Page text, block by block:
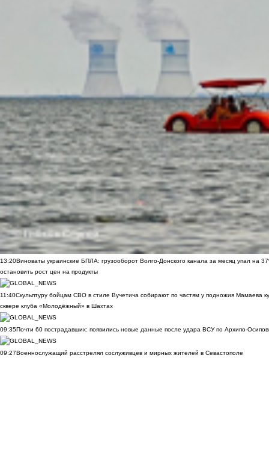
13:20Виноваты украинские БПЛА: грузооборот Волго-Донского канала за месяц упал на
остановить рост цен на продукты
11:40Скульптуру бойцам СВО в стиле Вучетича собирают по частям у подножия Мамаева
сквере клуба «Молодёжный» в Шахтах
09:35Почти 60 пострадавших: появились новые данные после удара ВСУ по Архипо-
09:27Военнослужащий расстрелял сослуживцев и мирных жителей в Севастополе